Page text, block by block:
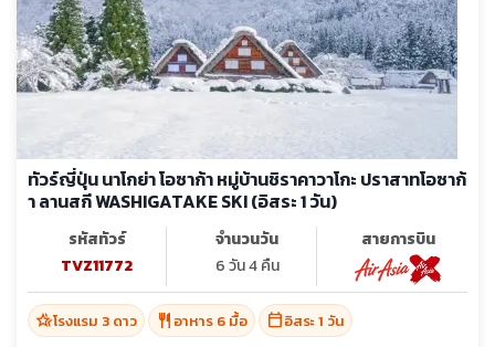
ทัวร์ญี่ปุ่น นาโกย่า โอซาก้า หมู่บ้านชิราคาวาโกะ ปราสาทโอซาก้
า ลานสกี WASHIGATAKE SKI (อิสระ 1 วัน)
รหัสทัวร์
TVZ11772
จำนวนวัน
6 วัน 4 คืน
สายการบิน
hotel_classโรงแรม 3 ดาว restaurant อาหาร 6 มื้อ calendar_todayอิสระ 1 วัน